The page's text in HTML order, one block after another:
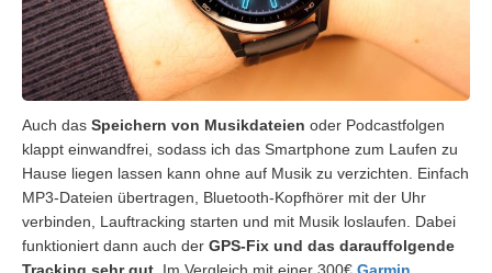
Auch das Speichern von Musikdateien oder Podcastfolgen
klappt einwandfrei, sodass ich das Smartphone zum Laufen zu
Hause liegen lassen kann ohne auf Musik zu verzichten. Einfach
MP3-Dateien übertragen, Bluetooth-Kopfhörer mit der Uhr
verbinden, Lauftracking starten und mit Musik loslaufen. Dabei
funktioniert dann auch der GPS-Fix und das darauffolgende